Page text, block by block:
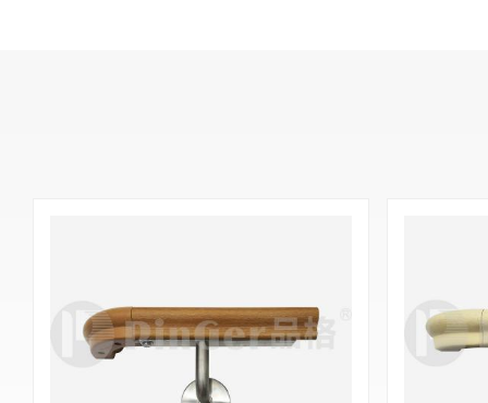
Обеспечить поручни, соответствующие
2,0 мм виниловая накладка имеет мелкие
антибактериальными и защитными